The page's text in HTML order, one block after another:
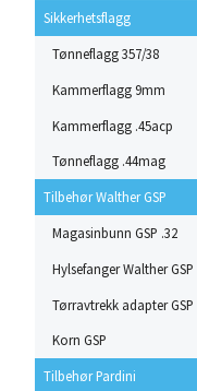
Sikkerhetsflagg
Tønneflagg 357/38
Kammerflagg 9mm
Kammerflagg .45acp
Tønneflagg .44mag
Tilbehør Walther GSP
Magasinbunn GSP .32
Hylsefanger Walther GSP
Tørravtrekk adapter GSP
Korn GSP
Tilbehør Pardini